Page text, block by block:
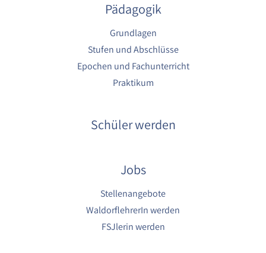
Pädagogik
Grundlagen
Stufen und Abschlüsse
Epochen und Fachunterricht
Praktikum
Schüler werden
Jobs
Stellenangebote
WaldorflehrerIn werden
FSJlerin werden